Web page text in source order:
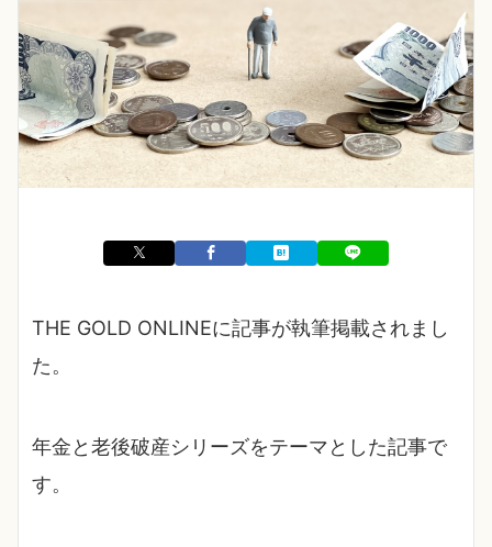
THE GOLD ONLINEに記事が執筆掲載されまし
た。
年金と老後破産シリーズをテーマとした記事で
す。